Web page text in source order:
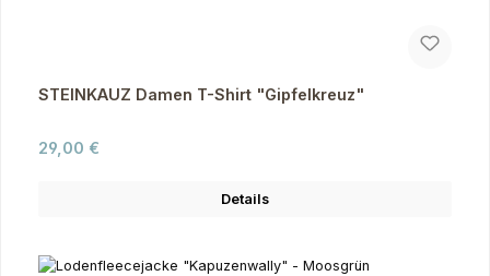
STEINKAUZ Damen T-Shirt "Gipfelkreuz"
Regulärer Preis:
29,00 €
Details